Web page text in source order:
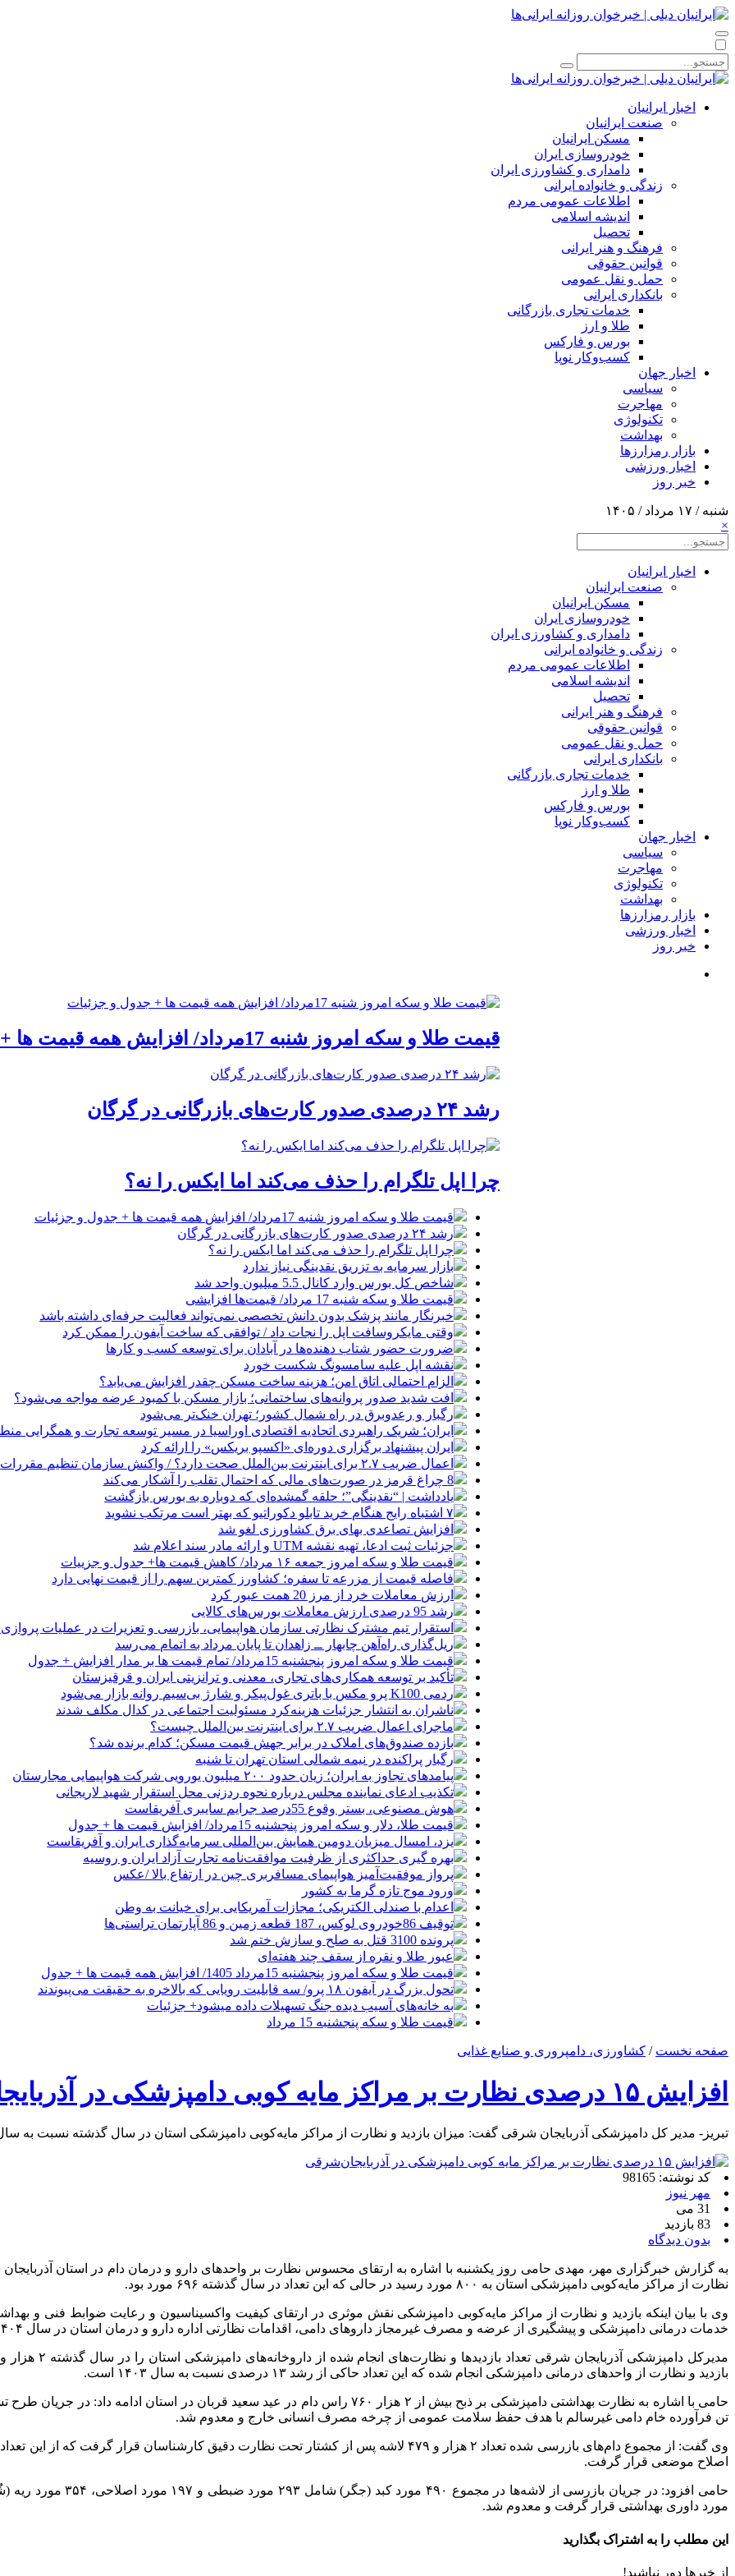
اخبار ایرانیان
صنعت ایرانیان
مسکن ایرانیان
خودروسازی ایران
دامداری و کشاورزی ایران
زندگی و خانواده ایرانی
اطلاعات عمومی مردم
اندیشه اسلامی
تحصیل
فرهنگ و هنر ایرانی
قوانین حقوقی
حمل و نقل عمومی
بانکداری ایرانی
خدمات تجاری بازرگانی
طلا و ارز
بورس و فارکس
کسب‌وکار نوپا
اخبار جهان
سیاسی
مهاجرت
تکنولوژی
بهداشت
بازار رمزارزها
اخبار ورزشی
خبر روز
شنبه / ۱۷ مرداد / ۱۴۰۵
×
اخبار ایرانیان
صنعت ایرانیان
مسکن ایرانیان
خودروسازی ایران
دامداری و کشاورزی ایران
زندگی و خانواده ایرانی
اطلاعات عمومی مردم
اندیشه اسلامی
تحصیل
فرهنگ و هنر ایرانی
قوانین حقوقی
حمل و نقل عمومی
بانکداری ایرانی
خدمات تجاری بازرگانی
طلا و ارز
بورس و فارکس
کسب‌وکار نوپا
اخبار جهان
سیاسی
مهاجرت
تکنولوژی
بهداشت
بازار رمزارزها
اخبار ورزشی
خبر روز
قیمت طلا و سکه امروز شنبه 17مرداد/ افزایش همه قیمت ها + جدول و جزئیات
رشد ۲۴ درصدی صدور کارت‌های بازرگانی در گرگان
چرا اپل تلگرام را حذف می‌کند اما ایکس را نه؟
قیمت طلا و سکه امروز شنبه 17مرداد/ افزایش همه قیمت ها + جدول و جزئیات
رشد ۲۴ درصدی صدور کارت‌های بازرگانی در گرگان
چرا اپل تلگرام را حذف می‌کند اما ایکس را نه؟
بازار سرمایه به تزریق نقدینگی نیاز ندارد
شاخص کل بورس وارد کانال 5.5 میلیون واحد شد
قیمت طلا و سکه شنبه 17 مرداد/ قیمت‌ها افزایشی
خبرنگار مانند پزشک بدون دانش تخصصی نمی‌تواند فعالیت حرفه‌ای داشته باشد
وقتی مایکروسافت اپل را نجات داد / توافقی که ساخت آیفون را ممکن کرد
ضرورت حضور شتاب ‌دهنده‌ها در آبادان برای توسعه کسب‌ و کارها
نقشه اپل علیه سامسونگ شکست خورد
الزام احتمالی اتاق امن؛ هزینه ساخت مسکن چقدر افزایش می‌یابد؟
افت شدید صدور پروانه‌های ساختمانی؛ بازار مسکن با کمبود عرضه مواجه می‌شود؟
رگبار و رعدوبرق در راه شمال کشور؛ تهران خنک‌تر می‌شود
ایران؛ شریک راهبردی اتحادیه اقتصادی اوراسیا در مسیر توسعه تجارت و همگرایی
ایران پیشنهاد برگزاری دوره‌ای «اکسپو بریکس» را ارائه کرد
اعمال ضریب ۲.۷ برای اینترنت بین‌الملل صحت دارد؟ / واکنش سازمان تنظیم مقررات
8 چراغ قرمز در صورت‌های مالی که احتمال تقلب را آشکار می‌کند
یادداشت | “نقدینگی”؛ حلقه گمشده‌ای که دوباره به بورس بازگشت
۷ اشتباه رایج هنگام خرید تابلو دکوراتیو که بهتر است مرتکب نشوید
افزایش تصاعدی بهای برق کشاورزی لغو شد
جزئیات ثبت ادعا، تهیه نقشه UTM و ارائه مادر سند اعلام شد
قیمت طلا و سکه امروز جمعه ۱۶ مرداد/ کاهش قیمت ها+ جدول و جزییات
فاصله قیمت از مزرعه تا سفره؛ کشاورز کمترین سهم را از قیمت نهایی دارد
ارزش معاملات خرد از مرز 20 همت عبور کرد
رشد 95 درصدی ارزش معاملات بورس‌های کالایی
استقرار تیم مشترک نظارتی سازمان هواپیمایی، بازرسی و تعزیرات در عملیات پروازی
ریل‌گذاری راه‌آهن چابهار ــ زاهدان تا پایان مرداد به اتمام می‌رسد
قیمت طلا و سکه امروز پنجشنبه 15مرداد/ تمام قیمت ها بر مدار افزایش + جدول
تأکید بر توسعه همکاری‌های تجاری، معدنی و ترانزیتی ایران و قرقیزستان
ردمی K100 پرو مکس با باتری غول‌پیکر و شارژ بی‌سیم روانه بازار می‌شود
ناشران به انتشار جزئیات هزینه‌کرد مسئولیت اجتماعی در کدال مکلف شدند
ماجرای اعمال ضریب ۲.۷ برای اینترنت بین‌الملل چیست؟
بازده صندوق‌های املاک در برابر جهش قیمت مسکن؛ کدام برنده شد؟
رگبار پراکنده در نیمه شمالی استان تهران تا شنبه
پیامدهای تجاوز به ایران؛ زیان حدود ۲۰۰ میلیون یورویی شرکت هواپیمایی مجارستان
تکذیب ادعای نماینده مجلس درباره نحوه ردزنی محل استقرار شهید لاریجانی
هوش مصنوعی، بستر وقوع 55درصد جرایم سایبری آفریقاست
قیمت طلا، دلار و سکه امروز پنجشنبه 15مرداد/ افزایش قیمت ها + جدول
یزد، امسال میزبان دومین همایش بین‌المللی سرمایه‌گذاری ایران و آفریقاست
بهره گیری حداکثری از ظرفیت موافقت‌نامه تجارت آزاد ایران و روسیه
پرواز موفقیت‌آمیز هواپیمای مسافربری چین در ارتفاع بالا /عکس
ورود موج تازه گرما به کشور
اعدام با صندلی الکتریکی؛ مجازات آمریکایی برای خیانت به وطن
توقیف 86خودروی لوکس، 187 قطعه زمین و 86 آپارتمان تراستی‌ها
پرونده 3100 قتل به صلح و سازش ختم شد
عبور طلا و نقره از سقف چند هفته‌ای
قیمت طلا و سکه امروز پنجشنبه 15مرداد 1405/ افزایش همه قیمت ها + جدول
تحول بزرگ در آیفون ۱۸ پرو/ سه قابلیت رویایی که بالاخره به حقیقت می‌پیوندند
به خانه‌های آسیب دیده جنگ تسهیلات داده میشود+ جزئیات
قیمت طلا و سکه پنجشنبه 15 مرداد
صفحه نخست / کشاورزی، دامپروری و صنایع غذایی
افزایش ۱۵ درصدی نظارت بر مراکز مایه کوبی دامپزشکی در آذربایجان‌شرقی
تبریز- مدیر کل دامپزشکی آذربایجان شرقی گفت: میزان بازدید و نظارت از مراکز مایه‌کوبی دامپزشکی استان در سال گذشته نسبت به سال قبل از آن ۱۵ درصد
کد نوشته: 98165
مهر نیوز
31 می
83 بازدید
بدون دیدگاه
به گزارش خبرگزاری مهر، مهدی حامی روز یکشنبه با اشاره به ارتقای محسوس نظارت بر واحدهای دارو و درمان دام در استان
نظارت از مراکز مایه‌کوبی دامپزشکی استان به ۸۰۰ مورد رسید در حالی که این تعداد در سال گذشته ۶۹۶ مورد بود.
وی با بیان اینکه بازدید و نظارت از مراکز مایه‌کوبی دامپزشکی نقش موثری در ارتقای کیفیت واکسیناسیون و رعایت ضوابط فنی و
خدمات درمانی دامپزشکی و پیشگیری از عرضه و مصرف غیرمجاز داروهای دامی، اقدامات نظارتی اداره دارو و درمان استان در سال ۱۴۰۴ نسبت به سال گذشته نیز سه درصد افزایش یافت.
بازدید و نظارت از واحدهای درمانی دامپزشکی انجام شده که این تعداد حاکی از رشد ۱۳ درصدی نسبت به سال ۱۴۰۳ است.
تن فرآورده خام دامی غیرسالم با هدف حفظ سلامت عمومی از چرخه مصرف انسانی خارج و معدوم شد.
اصلاح موضعی قرار گرفت.
مورد داوری بهداشتی قرار گرفت و معدوم شد.
این مطلب را به اشتراک بگذارید
از خبرها دور نباشید!